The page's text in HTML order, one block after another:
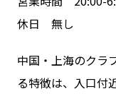
休日 無し
中国・上海のクラ
る特徴は、入口付